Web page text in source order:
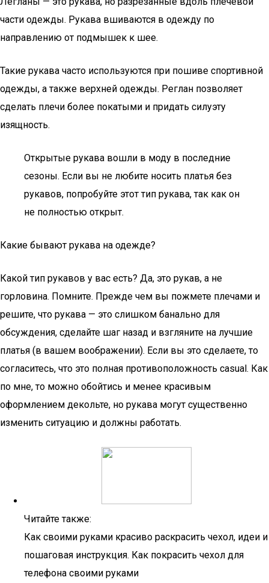
части одежды. Рукава вшиваются в одежду по
направлению от подмышек к шее.
Такие рукава часто используются при пошиве спортивной
одежды, а также верхней одежды. Реглан позволяет
сделать плечи более покатыми и придать силуэту
изящность.
Открытые рукава вошли в моду в последние
сезоны. Если вы не любите носить платья без
рукавов, попробуйте этот тип рукава, так как он
не полностью открыт.
Какие бывают рукава на одежде?
Какой тип рукавов у вас есть? Да, это рукав, а не
горловина. Помните. Прежде чем вы пожмете плечами и
решите, что рукава — это слишком банально для
обсуждения, сделайте шаг назад и взгляните на лучшие
платья (в вашем воображении). Если вы это сделаете, то
согласитесь, что это полная противоположность casual. Как
по мне, то можно обойтись и менее красивым
оформлением декольте, но рукава могут существенно
изменить ситуацию и должны работать.
Читайте также:
Как своими руками красиво раскрасить чехол, идеи и
пошаговая инструкция. Как покрасить чехол для
телефона своими руками